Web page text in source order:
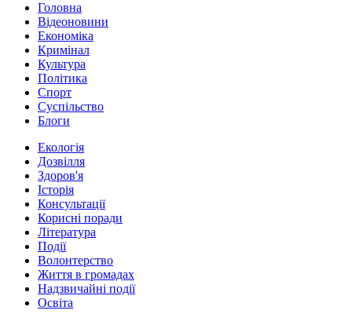
Головна
Відеоновини
Економіка
Кримінал
Культура
Політика
Спорт
Суспільство
Блоги
Екологія
Дозвілля
Здоров'я
Історія
Консультації
Корисні поради
Література
Події
Волонтерство
Життя в громадах
Надзвичайні події
Освіта